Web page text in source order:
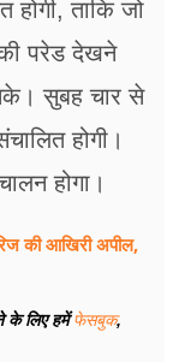
ताकि जो
परेड देखने
सुबह चार से
होगी।
होगा।
की आखिरी अपील,
के लिए हमेंफेसबुक,